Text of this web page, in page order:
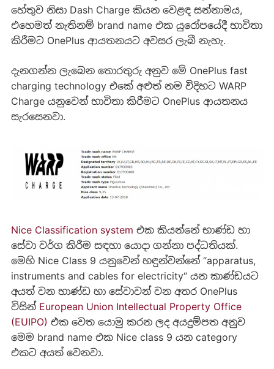
හේතුව නිසා Dash Charge කියන වෙළඳ සන්නාමය,
එහෙමත් නැතිනම් brand name එක යුරෝපයේදී භාවිතා
කිරීමට OnePlus ආයතනයට අවසර ලැබී නැහැ.
දැනගන්න ලැබෙන තොරතුරු අනුව මේ OnePlus fast
charging technology එකේ අළුත් නම විදිහට WARP
Charge යනුවෙන් භාවිතා කිරීමට OnePlus ආයතනය
සැරසෙනවා.
Nice Classification system එක කියන්නේ භාණ්ඩ හා
සේවා වර්ග කිරීම සඳහා යොදා ගන්නා පද්ධතියක්.
මෙහි Nice Class 9 යනුවෙන් හඳුන්වන්නේ “apparatus,
instruments and cables for electricity“ යන කාණ්ඩයට
අයත් වන භාණ්ඩ හා සේවාවන් වන අතර OnePlus
විසින් European Union Intellectual Property Office
(EUIPO) එක වෙත යොමු කරන ලද අයදුම්පත අනුව
මෙම brand name එක Nice class 9 යන category
එකට අයත් වෙනවා.